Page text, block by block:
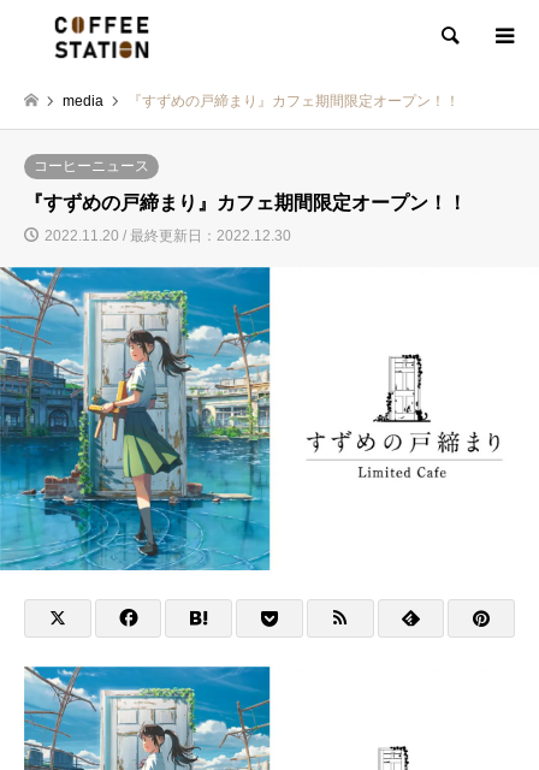
検索
media 『すずめの戸締まり』カフェ期間限定オープン！！
コーヒーニュース
『すずめの戸締まり』カフェ期間限定オープン！！
2022.11.20 / 最終更新日：2022.12.30